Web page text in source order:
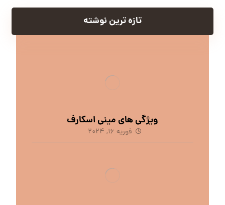
تازه ترین نوشته
ویژگی های مینی اسکارف
فوریه 16, 2024